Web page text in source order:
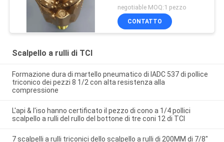
pollici di IADC637 TCI
per la trivellazione dura di
formazione
negotiable MOQ:1 pezzo
CONTATTO
Scalpello a rulli di TCI
Formazione dura di martello pneumatico di IADC 537 di pollice
triconico dei pezzi 8 1/2 con alta resistenza alla
compressione
L'api & l'iso hanno certificato il pezzo di cono a 1/4 pollici
scalpello a rulli del rullo del bottone di tre coni 12 di TCI
7 scalpelli a rulli triconici dello scalpello a rulli di 200MM di 7/8"